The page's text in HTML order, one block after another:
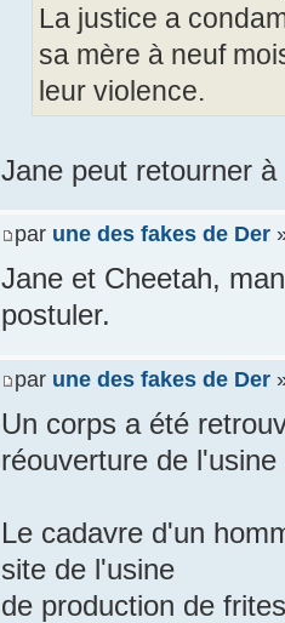
La justice a
sa mère à neuf
leur violence.
Jane peut retourner
par une des fakes de Der
Jane et Cheetah,
postuler.
par une des fakes de Der
Un corps a été
réouverture de
Le cadavre d'un
site de l'usine
de production de